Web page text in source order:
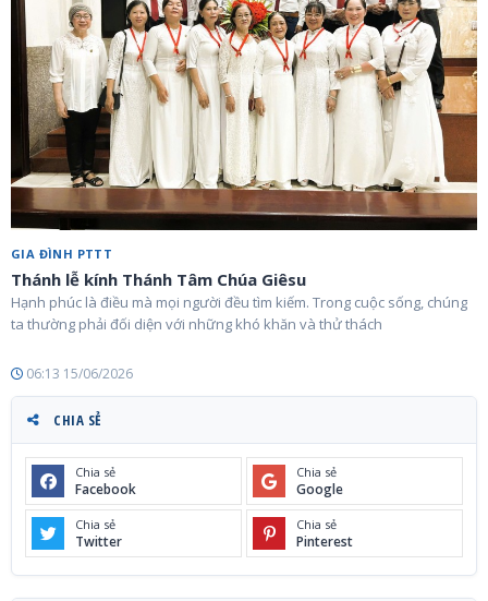
GIA ĐÌNH PTTT
Thánh lễ kính Thánh Tâm Chúa Giêsu
Hạnh phúc là điều mà mọi người đều tìm kiếm. Trong cuộc sống, chúng
ta thường phải đối diện với những khó khăn và thử thách
06:13 15/06/2026
CHIA SẺ
Chia sẻ
Facebook
Chia sẻ
Google
Chia sẻ
Twitter
Chia sẻ
Pinterest